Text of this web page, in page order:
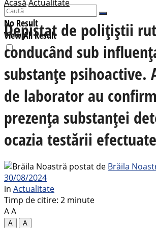
No Result
View All Result
AcasăActualitate
Depistat de polițiștii
conducând sub
substanțe psihoactive.
de laborator au
prezența substanței
ocazia testării
postat de Brăila
30/08/2024
in Actualitate
Timp de citire: 2 minute
AA
A
A